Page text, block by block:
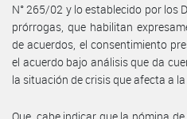
N° 265/02 y lo establecido por los
prórrogas, que habilitan
de acuerdos, el consentimiento
el acuerdo bajo análisis que da
la situación de crisis que afecta a la
Que, cabe indicar que la nómina